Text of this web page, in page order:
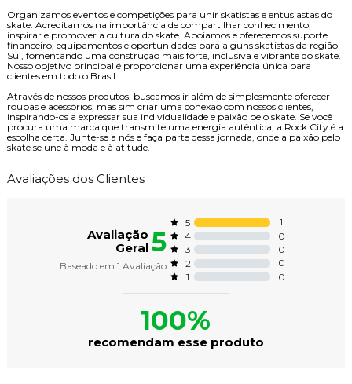
Organizamos eventos e competições para unir skatistas e entusiastas do
skate. Acreditamos na importância de compartilhar conhecimento,
inspirar e promover a cultura do skate. Apoiamos e oferecemos suporte
financeiro, equipamentos e oportunidades para alguns skatistas da região
Sul, fomentando uma construção mais forte, inclusiva e vibrante do skate.
Nosso objetivo principal é proporcionar uma experiência única para
clientes em todo o Brasil.
Através de nossos produtos, buscamos ir além de simplesmente oferecer
roupas e acessórios, mas sim criar uma conexão com nossos clientes,
inspirando-os a expressar sua individualidade e paixão pelo skate. Se você
procura uma marca que transmite uma energia autêntica, a Rock City é a
escolha certa. Junte-se a nós e faça parte dessa jornada, onde a paixão pelo
skate se une à moda e à atitude.
Avaliações dos Clientes
Avaliação
Geral5
Baseado em 1 Avaliação
5
1
4
0
3
0
2
0
1
0
100%
recomendam esse produto